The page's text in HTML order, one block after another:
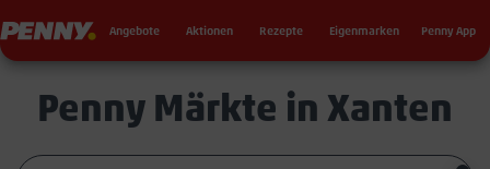
Penny Angebote Aktionen Rezepte Eigenmarken Penny App
Penny Märkte in Xanten